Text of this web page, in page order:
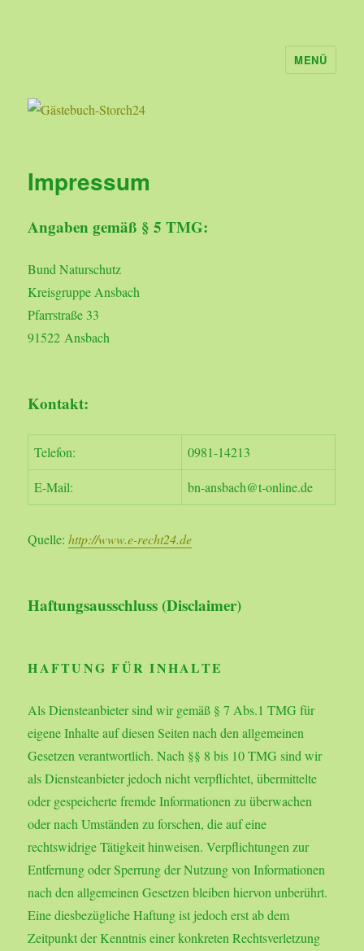
MENÜ
Impressum
Angaben gemäß § 5 TMG:
Bund Naturschutz
Kreisgruppe Ansbach
Pfarrstraße 33
91522 Ansbach
Kontakt:
Telefon: 0981-14213
E-Mail: bn-ansbach@t-online.de
Quelle:http://www.e-recht24.de
Haftungsausschluss (Disclaimer)
HAFTUNG FÜR INHALTE
Als Diensteanbieter sind wir gemäß § 7 Abs.1 TMG für
eigene Inhalte auf diesen Seiten nach den allgemeinen
Gesetzen verantwortlich. Nach §§ 8 bis 10 TMG sind wir
als Diensteanbieter jedoch nicht verpflichtet, übermittelte
oder gespeicherte fremde Informationen zu überwachen
oder nach Umständen zu forschen, die auf eine
rechtswidrige Tätigkeit hinweisen. Verpflichtungen zur
Entfernung oder Sperrung der Nutzung von Informationen
nach den allgemeinen Gesetzen bleiben hiervon unberührt.
Eine diesbezügliche Haftung ist jedoch erst ab dem
Zeitpunkt der Kenntnis einer konkreten Rechtsverletzung